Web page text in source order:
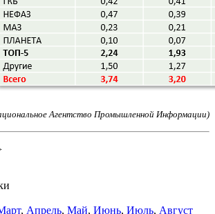
Агентство Промышленной Информации)
, Апрель, Май, Июнь, Июль, Август